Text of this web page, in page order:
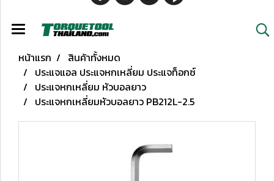
หน้าแรก
สินค้าทั้งหมด
ประแจแอล ประแจหกเหลี่ยม ประแจท็อกซ์
ประแจหกเหลี่ยม หัวบอลยาว
ประแจหกเหลี่ยมหัวบอลยาว PB212L-2.5